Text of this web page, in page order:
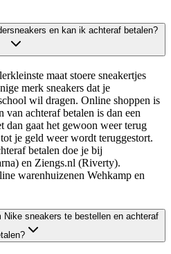
en kan ik achteraf betalen?
maat stoere sneakertjes
merk sneakers dat je
wil dragen. Online shoppen is
achteraf betalen is dan een
dan gaat het gewoon weer terug
je geld weer wordt teruggestort.
betalen doe je bij
en Ziengs.nl (Riverty).
warenhuizenen Wehkamp en
sneakers te bestellen en achteraf